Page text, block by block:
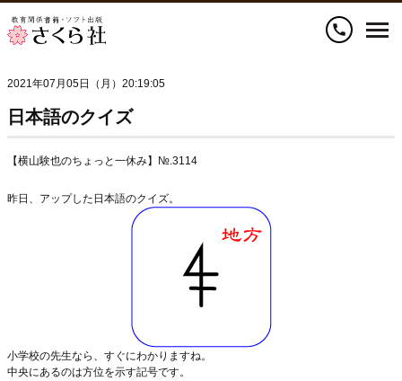
call
2021年07月05日（月）20:19:05
日本語のクイズ
【横山験也のちょっと一休み】№.3114
昨日、アップした日本語のクイズ。
小学校の先生なら、すぐにわかりますね。
中央にあるのは方位を示す記号です。